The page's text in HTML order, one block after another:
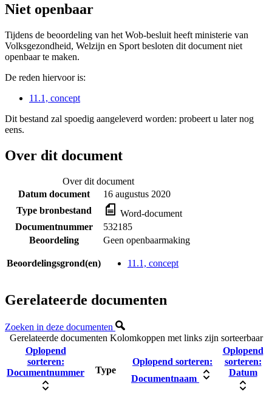
Niet openbaar
Tijdens de beoordeling van het Wob-besluit heeft ministerie van
Volksgezondheid, Welzijn en Sport besloten dit document niet
openbaar te maken.
De reden hiervoor is:
11.1, concept
Dit bestand zal spoedig aangeleverd worden: probeert u later nog
eens.
Over dit document
Over dit document
Datum document
16 augustus 2020
Type bronbestand
Word-document
Documentnummer
532185
Beoordeling
Geen openbaarmaking
Beoordelingsgrond(en) 11.1, concept
Gerelateerde documenten
Zoeken in deze documenten
Gerelateerde documenten Kolomkoppen met links zijn sorteerbaar
Oplopend
sorteren:
Documentnummer
Type
Oplopend sorteren:
Documentnaam
Oplopend
sorteren:
Datum